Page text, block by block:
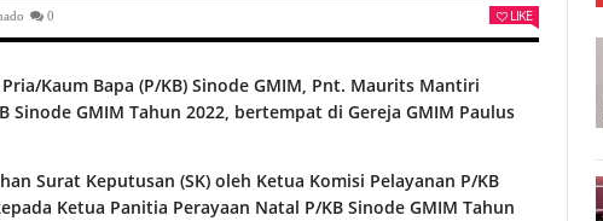
0 LIKE
Kaum Bapa (P/KB) Sinode GMIM, Pnt. Maurits Mantiri
Sinode GMIM Tahun 2022, bertempat di Gereja GMIM Paulus
Surat Keputusan (SK) oleh Ketua Komisi Pelayanan P/KB
Ketua Panitia Perayaan Natal P/KB Sinode GMIM Tahun